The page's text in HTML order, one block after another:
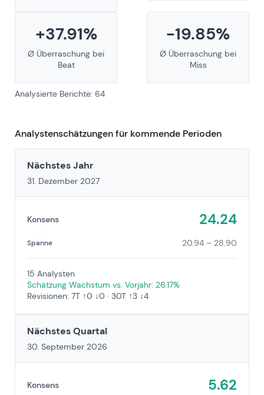
+37.91%
Ø Überraschung bei
Beat
-19.85%
Ø Überraschung bei
Miss
Analysierte Berichte: 64
Analystenschätzungen für kommende Perioden
Nächstes Jahr
31. Dezember 2027
Konsens 24.24
Spanne 20.94 – 28.90
15 Analysten
Schätzung Wachstum vs. Vorjahr: 26.17%
Revisionen: 7T ↑0 ↓0 · 30T ↑3 ↓4
Nächstes Quartal
30. September 2026
Konsens 5.62